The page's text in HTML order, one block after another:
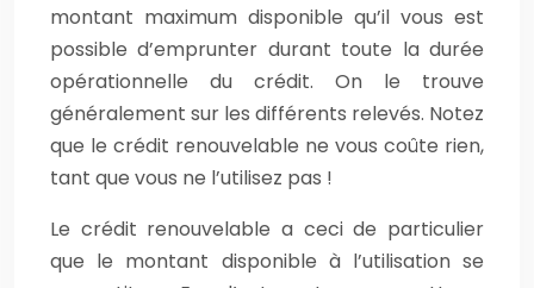
montant maximum disponible qu’il vous est
possible d’emprunter durant toute la durée
opérationnelle du crédit. On le trouve
généralement sur les différents relevés. Notez
que le crédit renouvelable ne vous coûte rien,
tant que vous ne l’utilisez pas !
Le crédit renouvelable a ceci de particulier
que le montant disponible à l’utilisation se